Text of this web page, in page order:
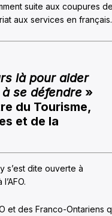
suite aux coupures
aux services en
là pour aider
se défendre »
du Tourisme,
et de la
s’est dite ouverte à
et des Franco-Ontariens